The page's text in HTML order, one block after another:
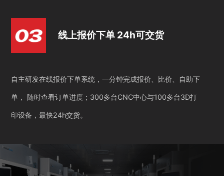
线上报价下单 24h可交货
自主研发在线报价下单系统，一分钟完成报价、比价、自助下
单， 随时查看订单进度；300多台CNC中心与100多台3D打
印设备，最快24h交货。